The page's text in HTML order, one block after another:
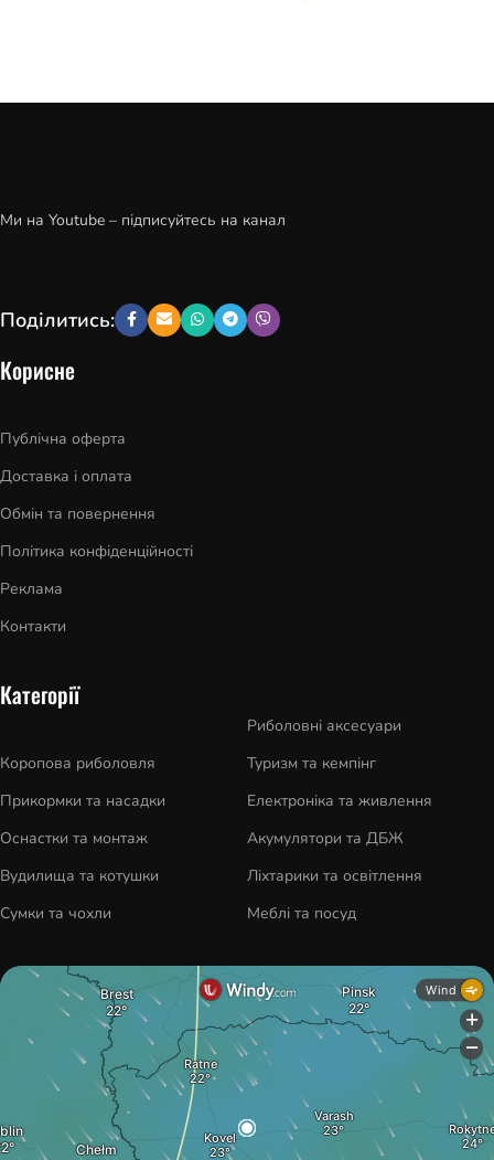
Ми на Youtube – підписуйтесь на канал
Поділитись:
Корисне
Публічна оферта
Доставка і оплата
Обмін та повернення
Політика конфіденційності
Реклама
Контакти
Категорії
Коропова риболовля
Прикормки та насадки
Оснастки та монтаж
Вудилища та котушки
Сумки та чохли
Риболовні аксесуари
Туризм та кемпінг
Електроніка та живлення
Акумулятори та ДБЖ
Ліхтарики та освітлення
Меблі та посуд